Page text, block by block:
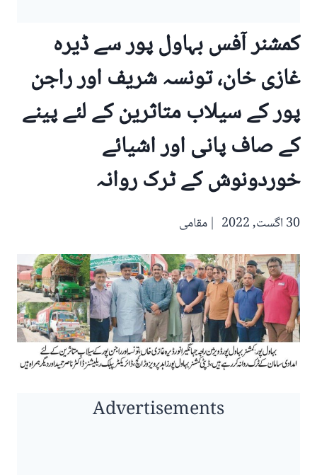
کمشنر آفس بہاول پور سے ڈیرہ
غازی خان، تونسہ شریف اور راجن
پور کے سیلاب متاثرین کے لئے پینے
کے صاف پانی اور اشیائے
خوردونوش کے ٹرک روانہ
30 اگست, 2022 مقامی
Advertisements